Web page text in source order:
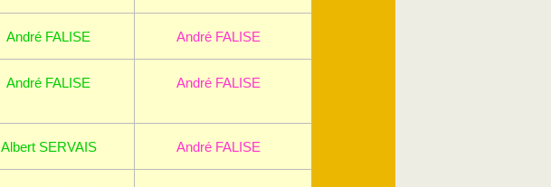
André FALISE André FALISE
André FALISE André FALISE
Albert SERVAIS André FALISE